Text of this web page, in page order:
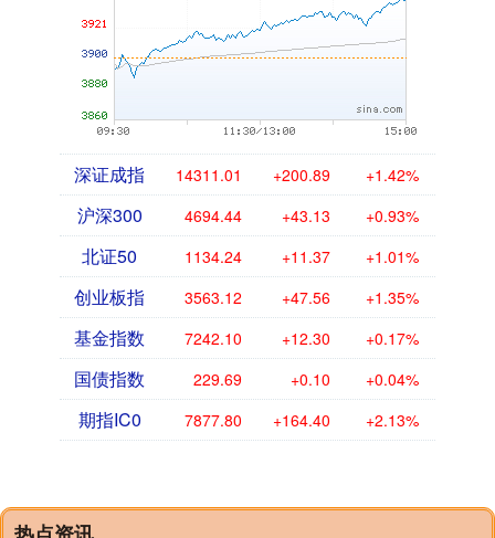
深证成指 14311.01 +200.89 +1.42%
沪深300 4694.44 +43.13 +0.93%
北证50 1134.24 +11.37 +1.01%
创业板指 3563.12 +47.56 +1.35%
基金指数 7242.10 +12.30 +0.17%
国债指数 229.69 +0.10 +0.04%
期指IC0 7877.80 +164.40 +2.13%